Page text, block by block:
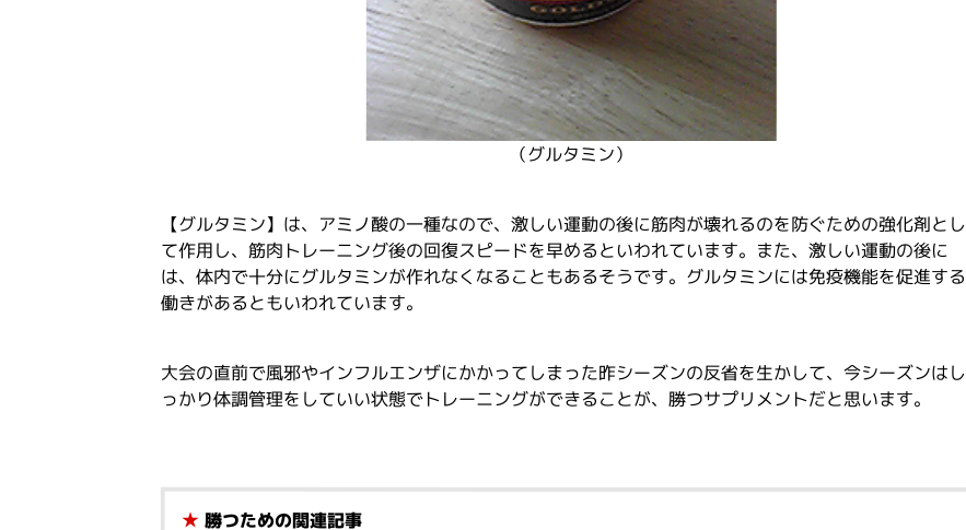
（グルタミン）
【グルタミン】は、アミノ酸の一種なので、激しい運動の後に筋肉が壊れるのを防ぐための強化剤とし
て作用し、筋肉トレーニング後の回復スピードを早めるといわれています。また、激しい運動の後に
は、体内で十分にグルタミンが作れなくなることもあるそうです。グルタミンには免疫機能を促進する
働きがあるともいわれています。
大会の直前で風邪やインフルエンザにかかってしまった昨シーズンの反省を生かして、今シーズンはし
っかり体調管理をしていい状態でトレーニングができることが、勝つサプリメントだと思います。
★ 勝つための関連記事